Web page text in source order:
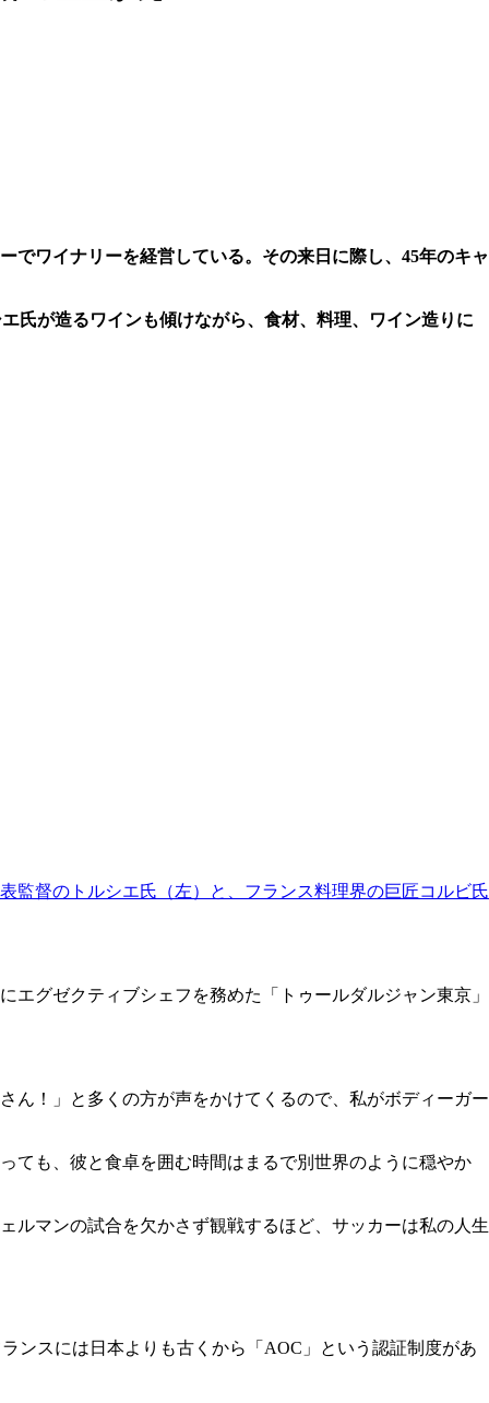
でワイナリーを経営している。その来日に際し、45年のキャ
氏が造るワインも傾けながら、食材、料理、ワイン造りに
監督のトルシエ氏（左）と、フランス料理界の巨匠コルビ氏
グゼクティブシェフを務めた「トゥールダルジャン東京」
！」と多くの方が声をかけてくるので、私がボディーガー
ても、彼と食卓を囲む時間はまるで別世界のように穏やか
マンの試合を欠かさず観戦するほど、サッカーは私の人生
ンスには日本よりも古くから「AOC」という認証制度があ